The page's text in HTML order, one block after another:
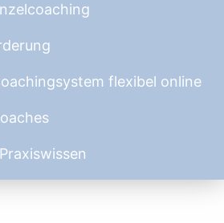
flexibel online